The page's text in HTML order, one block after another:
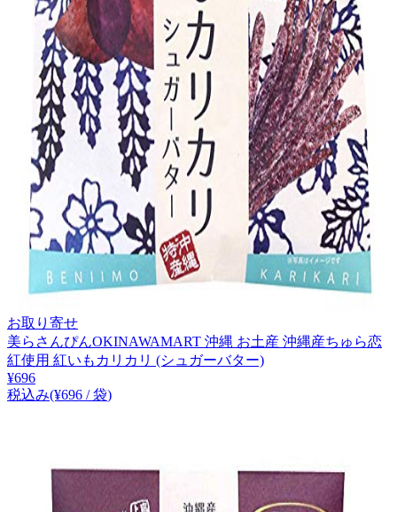
お取り寄せ
美らさんぴんOKINAWAMART 沖縄 お土産 沖縄産ちゅら恋
紅使用 紅いもカリカリ (シュガーバター)
¥696
税込み(¥696 / 袋)